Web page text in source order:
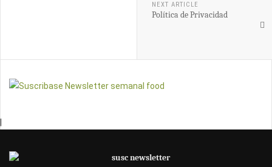
NEXT ARTICLE
Política de Privacidad